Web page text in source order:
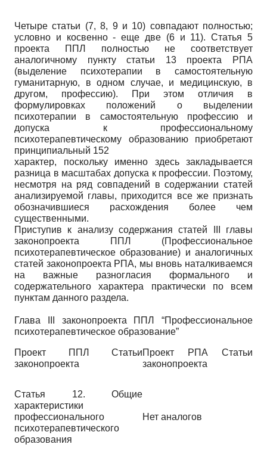
Четыре статьи (7, 8, 9 и 10) совпадают полностью;
условно и косвенно - еще две (6 и 11). Статья 5
проекта ППЛ полностью не соответствует
аналогичному пункту статьи 13 проекта РПА
(выделение психотерапии в самостоятельную
гуманитарную, в одном случае, и медицинскую, в
другом, профессию). При этом отличия в
формулировках положений о выделении
психотерапии в самостоятельную профессию и
допуска к профессиональному
психотерапевтическому образованию приобретают
принципиальный 152
характер, поскольку именно здесь закладывается
разница в масштабах допуска к профессии. Поэтому,
несмотря на ряд совпадений в содержании статей
анализируемой главы, приходится все же признать
обозначившиеся расхождения более чем
существенными.
Приступив к анализу содержания статей III главы
законопроекта ППЛ (Профессиональное
психотерапевтическое образование) и аналогичных
статей законопроекта РПА, мы вновь наталкиваемся
на важные разногласия формального и
содержательного характера практически по всем
пунктам данного раздела.
Глава III законопроекта ППЛ “Профессиональное
психотерапевтическое образование”
Проект ППЛ Статьи
законопроекта
Проект РПА Статьи
законопроекта
Статья 12. Общие
характеристики
профессионального
психотерапевтического
образования
Нет аналогов